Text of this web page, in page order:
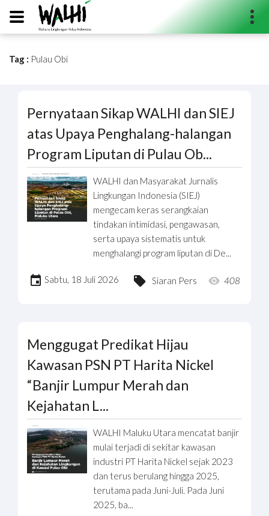
Tag : Pulau Obi
Pernyataan Sikap WALHI dan SIEJ
atas Upaya Penghalang-halangan
Program Liputan di Pulau Ob...
WALHI dan Masyarakat Jurnalis
Lingkungan Indonesia (SIEJ)
mengecam keras serangkaian
tindakan intimidasi, pengawasan,
serta upaya sistematis untuk
menghalangi program liputan di De...
Sabtu, 18 Juli 2026 Siaran Pers 408
Menggugat Predikat Hijau
Kawasan PSN PT Harita Nickel
“Banjir Lumpur Merah dan
Kejahatan L...
WALHI Maluku Utara mencatat banjir
mulai terjadi di sekitar kawasan
industri PT Harita Nickel sejak 2023
dan terus berulang hingga 2025,
terutama pada Juni-Juli. Pada Juni
2025, ba...